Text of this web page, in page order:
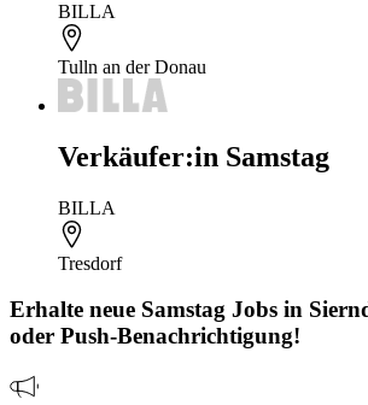
BILLA
Tulln an der Donau
Verkäufer:in Samstag
BILLA
Tresdorf
Erhalte neue Samstag Jobs in
oder Push-Benachrichtigung!